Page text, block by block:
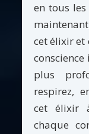
en tous
cet élixir et
plus
respirez,
cet élixir
chaque